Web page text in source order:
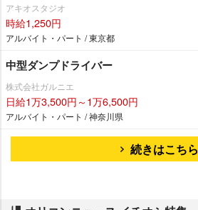
アキオスタジオ
時給1,250円
アルバイト・パート / 東京都
中型ダンプドライバー
株式会社ガルニエ
日給1万3,500円～1万6,500円
アルバイト・パート / 神奈川県
続きはこちら